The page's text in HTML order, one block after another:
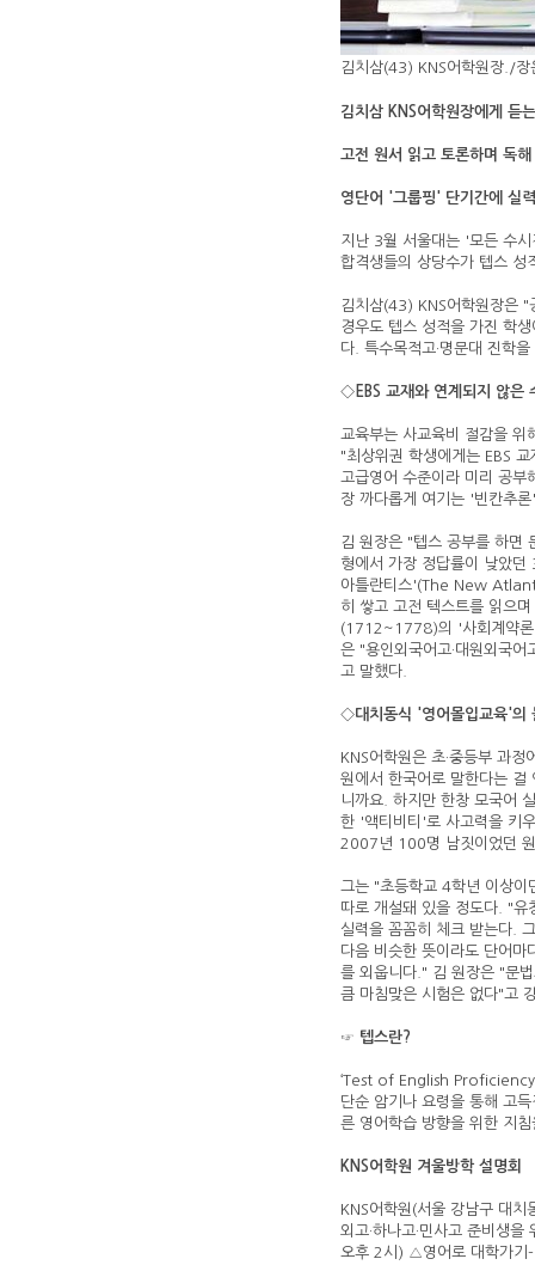
김치삼(43) KNS어학원장./장
김치삼 KNS어학원장에게 듣
고전 원서 읽고 토론하며 독해
영단어 '그룹핑' 단기간에 실
지난 3월 서울대는 '모든 수
합격생들의 상당수가 텝스 성
김치삼(43) KNS어학원장은
경우도 텝스 성적을 가진 학
다. 특수목적고·명문대 진학
◇ EBS 교재와 연계되지 않
교육부는 사교육비 절감을
"최상위권 학생에게는 EBS
고급영어 수준이라 미리 공
장 까다롭게 여기는 '빈칸추
김 원장은 "텝스 공부를 하면
형에서 가장 정답률이 낮았
아틀란티스'(The New
히 쌓고 고전 텍스트를 읽으
(1712~1778)의 '사회계약론
은 "용인외국어고·대원외국
고 말했다.
◇대치동식 '영어몰입교육'의
KNS어학원은 초·중등부 과
원에서 한국어로 말한다는 걸
니까요. 하지만 한창 모국어
한 '액티비티'로 사고력을 키
2007년 100명 남짓이었던
그는 "초등학교 4학년 이상이
따로 개설돼 있을 정도다. "
실력을 꼼꼼히 체크 받는다.
다음 비슷한 뜻이라도 단어
를 외웁니다." 김 원장은 "문
큼 마침맞은 시험은 없다"고
☞ 텝스란?
‘Test of English
단순 암기나 요령을 통해 고
른 영어학습 방향을 위한 지
KNS어학원 겨울방학 설명회
KNS어학원(서울 강남구 대
외고·하나고·민사고 준비생
오후 2시) △영어로 대학가기-